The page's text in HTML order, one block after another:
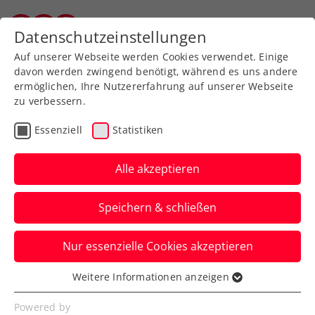
ATP
ATP-Challenger Teneriffa:
Misolic erst von Ex-Top-
10-Mann gestoppt
Auch Sandro Kopp verbucht beim ITF-
M25-Event in Vila Real de Santo António
einen Finaleinzug.
Verfasst von: Manuel Wachta, 16.02.2025
Datenschutzeinstellungen
Auf unserer Webseite werden Cookies verwendet. Einige
davon werden zwingend benötigt, während es uns andere
ermöglichen, Ihre Nutzererfahrung auf unserer Webseite
zu verbessern.
Essenziell Statistiken
Alle akzeptieren
Speichern & schließen
Nur essenzielle Cookies akzeptieren
Essenziell
Essenzielle Cookies werden für grundlegende
Weitere Informationen anzeigen
Powered by